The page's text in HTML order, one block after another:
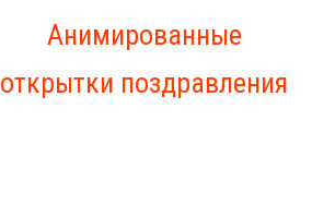
Анимированные
открытки поздравления